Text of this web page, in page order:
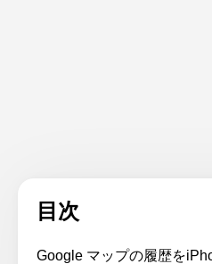
目次
Google マップの履歴を